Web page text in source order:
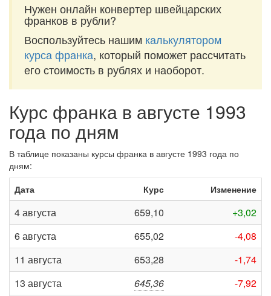
Нужен онлайн конвертер швейцарских
франков в рубли?
Воспользуйтесь нашим калькулятором
курса франка, который поможет рассчитать
его стоимость в рублях и наоборот.
Курс франка в августе 1993
года по дням
В таблице показаны курсы франка в августе 1993 года по
дням:
Дата
Курс Изменение
4 августа 659,10
+3,02
6 августа
655,02
-4,08
11 августа
653,28
-1,74
13 августа
645,36
-7,92